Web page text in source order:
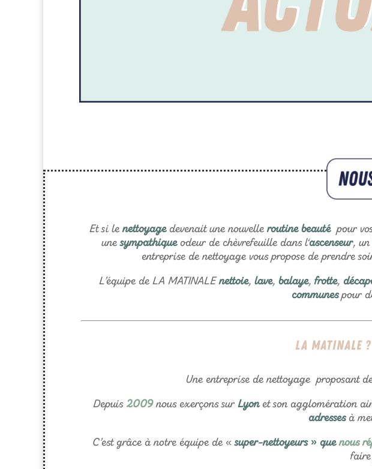
Et si lenettoyagedevenait une nouvelleroutine beautépour
unesympathique odeur de chèvrefeuille dans l‘ascenseur, un
entreprise de nettoyage vous propose de prendre
L’équipe de LA MATINALEnettoie, lave, balaye,frotte,
communespour
La Matinale
Une entreprise de nettoyage proposant
Depuis2009nous exerçons surLyonet son agglomération
adressesà
C’est grâce à notre équipe de «super-nettoyeurs » quenous